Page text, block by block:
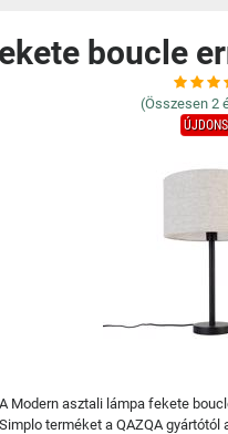
boucle
(Összesen 2
A Modern asztali lámpa fekete
Simplo terméket a QAZQA gyártótól